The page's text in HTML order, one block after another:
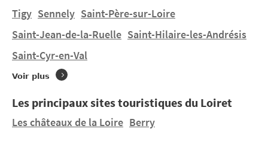
Vous souhaitez un séjour un séjour en tente, une
location mobil-home àChécydans un terrain à taille
humaine ? Vous trouverez 1 camping à
camping à proximité. Découvrez CAMPING MUNICIPAL
LES PATURES et CAMPING D'OLIVET situé à
8,38 km.
Tigy Sennely Saint-Père-sur-Loire
Saint-Jean-de-la-Ruelle Saint-Hilaire-les-Andrésis
Saint-Cyr-en-Val
Voir plus
Les principaux sites touristiques du Loiret
Les châteaux de la Loire Berry